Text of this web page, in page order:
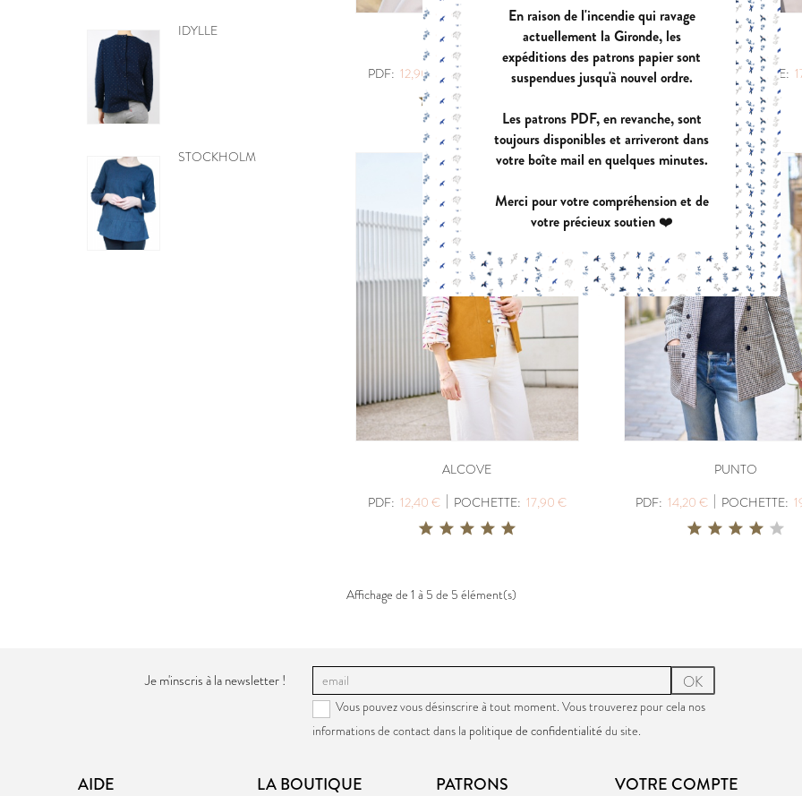
MOBILE CŒURS
BE PRETTY
EUGENIE
PDF:
11,90 €
POCHETTE: 17,90 €
VIREVOLTE
PDF:
POCHETTE:17,90 €
PANIER A
PDF: GRATUIT
AZUR
PDF:12,90 €
POCHETTE:
COSY
PDF: 12,90 € |POCHETTE:17,90 €
ELECTRA
PDF:12,90 € POCHETTE:
ALCOVE
PDF: 12,40 €| POCHETTE: 17,90 €
PUNTO
PDF: 14,20 € | POCHETTE:
Affichage de 1 à 5 de 5 élément(s)
Je m'inscris à la newsletter ! OK
Vous pouvez vous désinscrire à tout moment. Vous trouverez pour cela nos
informations de contact dans la politique de confidentialité du site.
AIDE LA BOUTIQUE PATRONS VOTRE COMPTE
En raison de l'incendie qui ravage
actuellement la Gironde, les
expéditions des patrons papier sont
suspendues jusqu'à nouvel ordre.
Les patrons PDF, en revanche, sont
toujours disponibles et arriveront dans
votre boîte mail en quelques minutes.
Merci pour votre compréhension et de
votre précieux soutien ❤️